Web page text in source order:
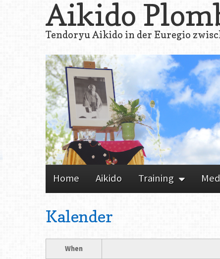
Aikido
Tendoryu Aikido in der Euregio
Main menu
Home Aikido Training
Kalender
When